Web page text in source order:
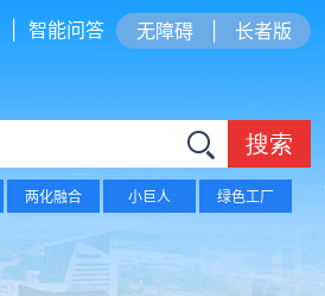
无障碍 长者版
智能问答
搜索
两化融合 小巨人 绿色工厂